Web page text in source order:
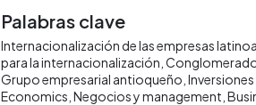
Palabras clave
Internacionalización de las empresas
para la internacionalización
Grupo empresarial antioqueño Inversiones
Economics Negocios y management